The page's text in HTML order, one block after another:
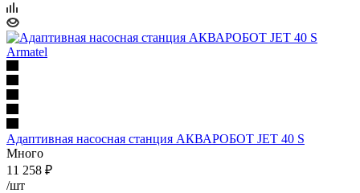
Адаптивная насосная станция АКВАРОБОТ JET 40 S
Много
11 258 ₽
/шт